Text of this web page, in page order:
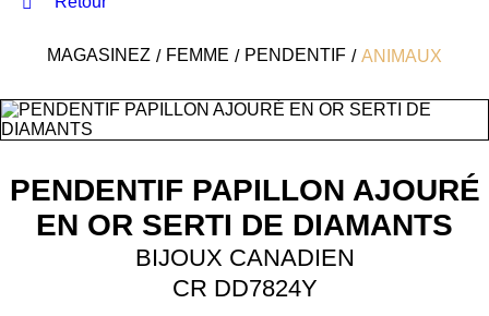
MAGASINEZ FEMME PENDENTIF ANIMAUX
PENDENTIF PAPILLON AJOURÉ
EN OR SERTI DE DIAMANTS
BIJOUX CANADIEN
CR DD7824Y